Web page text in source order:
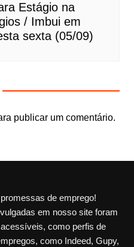
Estágio na
/ Imbui em
sexta (05/09)
publicar um comentário.
de emprego!
em nosso site foram
como perfis de
como Indeed, Gupy,